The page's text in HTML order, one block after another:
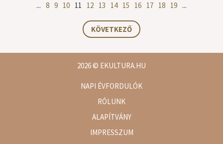
... 8 9 10 11 12 13 14 15 16 17 18 19 ...
KÖVETKEZŐ
2026© EKULTURA.HU
NAPI ÉVFORDULÓK
RÓLUNK
ALAPÍTVÁNY
IMPRESSZUM